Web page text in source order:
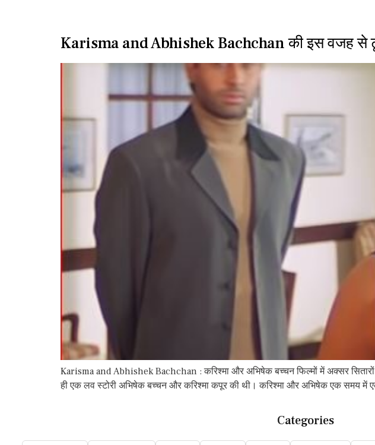
Karisma and Abhishek Bachchan की इस वजह से
Karisma and Abhishek Bachchan : करिश्मा और अभिषेक बच्चन फिल्मों में अक्सर सितारों
ही एक लव स्टोरी अभिषेक बच्चन और करिश्मा कपूर की थी। करिश्मा और अभिषेक एक समय
Categories